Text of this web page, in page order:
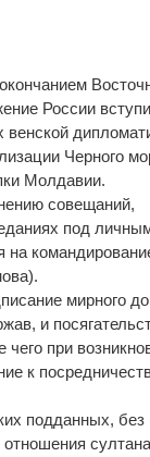
России
венской
Черного
Молдавии.
совещаний,
под
на
мирного
и
при
к
подданных, без